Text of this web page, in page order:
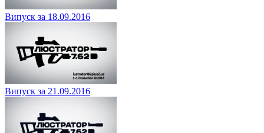
Випуск за 18.09.2016
Випуск за 21.09.2016